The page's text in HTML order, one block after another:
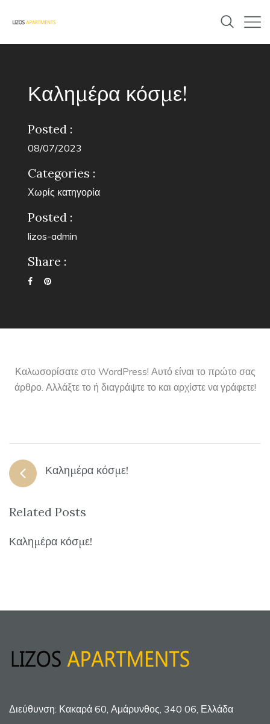
Καλημέρα κόσμε!
Posted :
08/07/2023
Categories :
Χωρίς κατηγορία
Posted :
lizos-admin
Share :
Καλωσορίσατε στο WordPress! Αυτό είναι το πρώτο σας
άρθρο. Αλλάξτε το ή διαγράψτε το και αρχίστε να γράφετε!
Καλημέρα κόσμε!
Related Posts
Καλημέρα κόσμε!
Διεύθυνση: Κακαρά 60, Αμάρυνθος, 340 06, Ελλάδα